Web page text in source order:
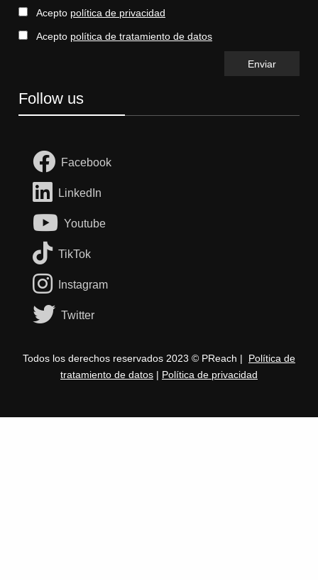
Acepto política de privacidad
Acepto política de tratamiento de datos
Follow us
Facebook
LinkedIn
Youtube
TikTok
Instagram
Twitter
Todos los derechos reservados 2023 © PReach | Política de
tratamiento de datos | Política de privacidad